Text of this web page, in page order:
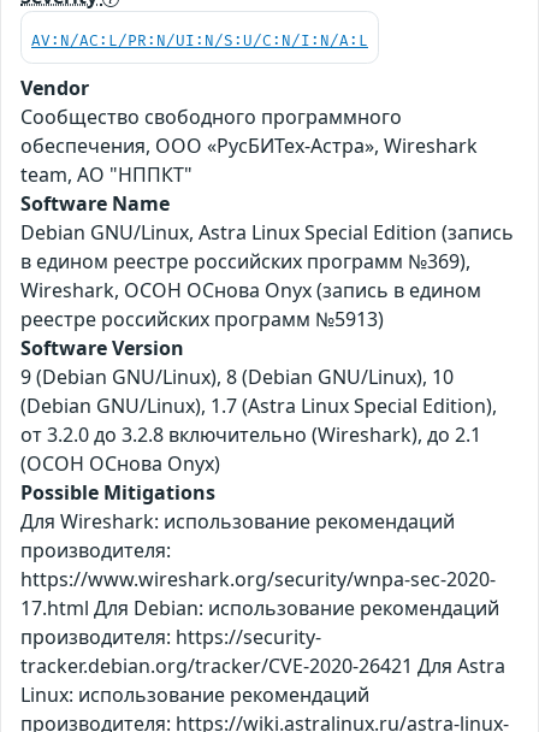
AV:N/AC:L/PR:N/UI:N/S:U/C:N/I:N/A:L
Vendor
Сообщество свободного программного
обеспечения, ООО «РусБИТех-Астра», Wireshark
team, АО "НППКТ"
Software Name
Debian GNU/Linux, Astra Linux Special Edition (запись
в едином реестре российских программ №369),
Wireshark, ОСОН ОСнова Оnyx (запись в едином
реестре российских программ №5913)
Software Version
9 (Debian GNU/Linux), 8 (Debian GNU/Linux), 10
(Debian GNU/Linux), 1.7 (Astra Linux Special Edition),
от 3.2.0 до 3.2.8 включительно (Wireshark), до 2.1
(ОСОН ОСнова Оnyx)
Possible Mitigations
Для Wireshark: использование рекомендаций
производителя:
https://www.wireshark.org/security/wnpa-sec-2020-
17.html Для Debian: использование рекомендаций
производителя: https://security-
tracker.debian.org/tracker/CVE-2020-26421 Для Astra
Linux: использование рекомендаций
производителя: https://wiki.astralinux.ru/astra-linux-